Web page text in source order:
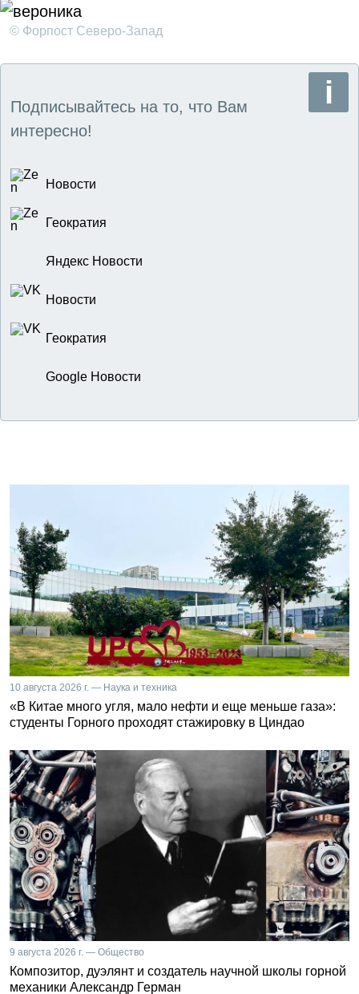
© Форпост Северо-Запад
Подписывайтесь на то, что Вам
интересно!
Новости
Геократия
Яндекс Новости
Новости
Геократия
Google Новости
10 августа 2026 г. — Наука и техника
«В Китае много угля, мало нефти и еще меньше газа»:
студенты Горного проходят стажировку в Циндао
9 августа 2026 г. — Общество
Композитор, дуэлянт и создатель научной школы горной
механики Александр Герман